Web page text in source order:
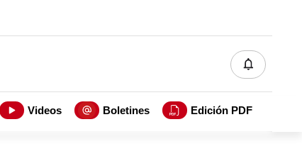
Videos Boletines Edición PDF